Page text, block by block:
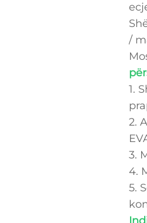
/
1.
2.
3.
4.
5.